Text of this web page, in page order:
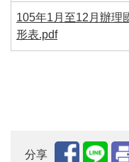
105年1月至12月辦理
形表.pdf
分享